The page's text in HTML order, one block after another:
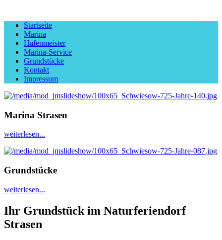
Startseite
Marina
Hafenmeister
Marina-Service
Grundstücke
Kontakt
Impressum
Marina Strasen
weiterlesen...
Grundstücke
weiterlesen...
Ihr Grundstück im Naturferiendorf
Strasen